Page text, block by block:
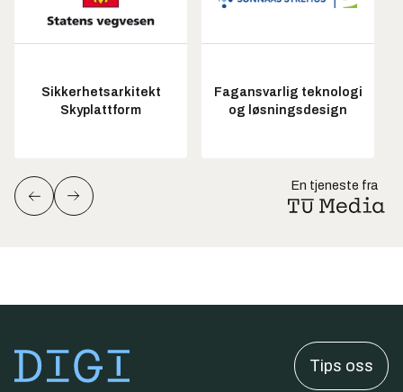
Sikkerhetsarkitekt
Skyplattform
Fagansvarlig teknologi
og løsningsdesign
En tjeneste fra
Tips oss